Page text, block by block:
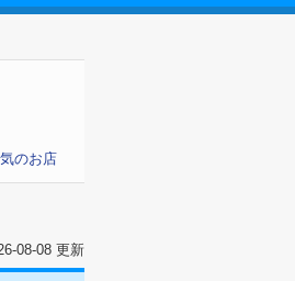
のお店
08-08 更新